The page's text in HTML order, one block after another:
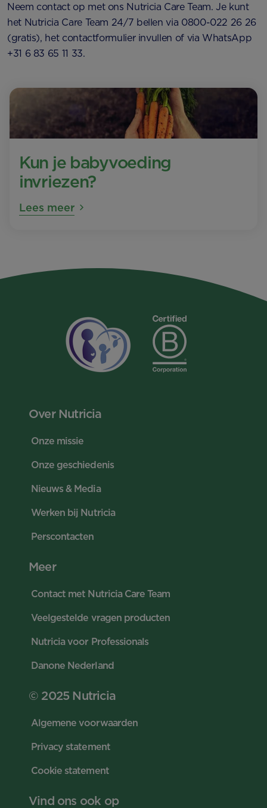
Neem contact op met ons Nutricia Care Team. Je kunt
het Nutricia Care Team 24/7 bellen via 0800-022 26 26
(gratis), het contactformulier invullen of via WhatsApp
+31 6 83 65 11 33.
Kun je babyvoeding
invriezen?
Lees meer
Over Nutricia
Onze missie
Onze geschiedenis
Nieuws & Media
Werken bij Nutricia
Perscontacten
Meer
Contact met Nutricia Care Team
Veelgestelde vragen producten
Nutricia voor Professionals
Danone Nederland
© 2025 Nutricia
Algemene voorwaarden
Privacy statement
Cookie statement
Vind ons ook op